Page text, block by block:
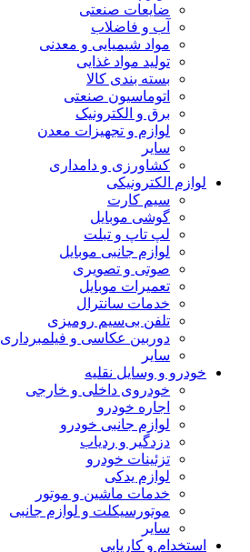
ضایعات صنعتی
آب و فاضلاب
مواد شیمیایی و معدنی
تولید مواد غذایی
بسته بندی کالا
اتوماسیون صنعتی
برق و الکترونیک
لوازم و تجهیزات معدن
سایر
کشاورزی و دامداری
لوازم الکترونیکی
سیم کارت
گوشی موبایل
لپ تاپ و تبلت
لوازم جانبی موبایل
صوتی و تصویری
تعمیرات موبایل
خدمات سانترال
تلفن بی‌سیم رومیزی
دوربین عکاسی و فیلمبرداری
سایر
خودرو و وسایل نقلیه
خودروی داخلی و خارجی
اجاره خودرو
لوازم جانبی خودرو
دزدگیر و ردیاب
تزئینات خودرو
لوازم یدکی
خدمات ماشین و موتور
موتورسیکلت و لوازم جانبی
سایر
استخدام و کاریابی